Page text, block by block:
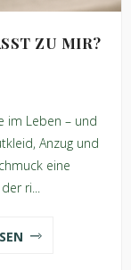
ZU MIR?
im Leben – und
Anzug und
eine
ri...